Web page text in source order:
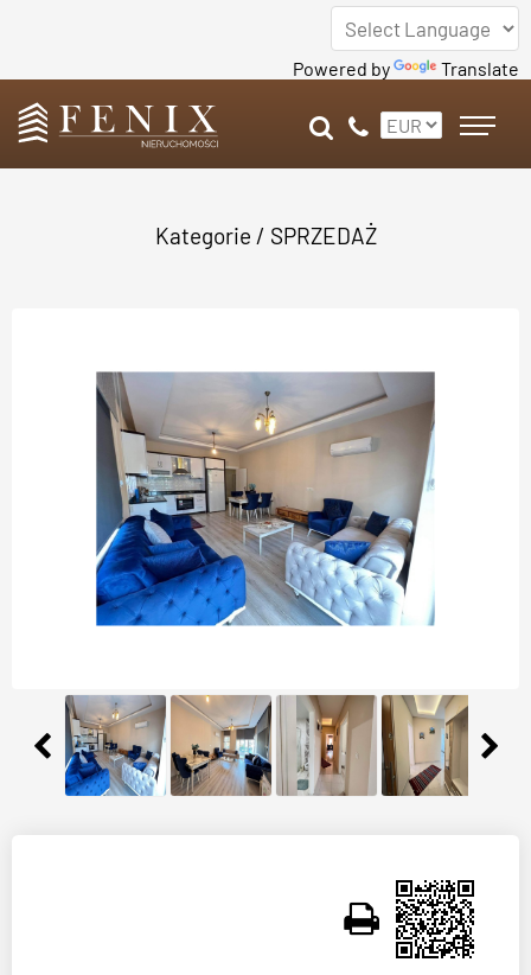
Powered by Translate
Kategorie / SPRZEDAŻ